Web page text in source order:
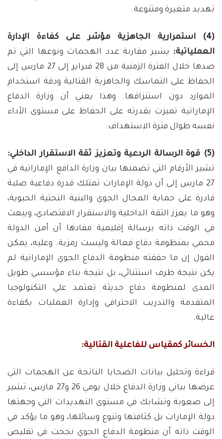
تهديد متغيرة ومتنوعة.
(4) استمرارية الجاهزية مؤشر على كفاءة الإدارة
العملياتية:
يشير مقارنة عدد الهجمات ونوعها التي تم
صدها خلال الفترة الزمنية من 28 فبراير إلى 27 مارس إلى
الحفاظ على التماسك والجاهزية القتالية ودقة استخدام
الموارد دون استنزافها. وهذا يعني أن وزارة الدفاع
الإماراتية تميزت بقدرته على الحفاظ على مستوى الأداء
نفسه طوال فترة الاستهداف.
(5) قوة الرسالة الردعية وتعزيز ثقة الاستقرار الداخلي:
تشير الأرقام التي تضمنها بيان وزارة الدافع الإماراتية في
27 مارس إلى أن دولة الإمارات تمتلك قدرة دفاعية صلبة
قادرة على حماية المجال الجوي والبنية التحتية الحيوية،
وهو ما يعزز الثقة الداخلية والاستقرار الاقتصادي، ويبعث
في الوقت ذاته برسالة إقليمية مفادها أن أمن الدولة
محمي بمنظومة دفاع فعالة وليست رمزية. وعليه، يمكن
القول إن ما حققته منظومة الدفاع الجوي الإماراتية لم
يكن نتيجة ظرف استثنائي، بل نتيجة بناء مؤسسي طويل
المدى لمنظومة دفاع حديثة تعتمد على التكنولوجيا
المتقدمة والتدريب الاحترافي وإدارة العمليات بكفاءة
عالية.
الخسائر كمقياس للفاعلية القتالية:
قراءة وتحليل بيانات الضحايا الناتجة عن الهجمات التي
عرضها بياني وزارة الدفاع خلال يومي 26 و27 مارس، تشير
إلى صعوبة وتشابك في مستوى التهديدات التي وجهتها
دولة الإمارات بل كثافتها وتنوع وسائلها، وهو ما يؤكد في
الوقت ذاته أن منظومة الدفاع الجوي نجحت في تقليص